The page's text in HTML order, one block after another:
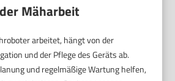
Mäharbeit
arbeitet, hängt von der
und der Pflege des Geräts ab.
und regelmäßige Wartung helfen,